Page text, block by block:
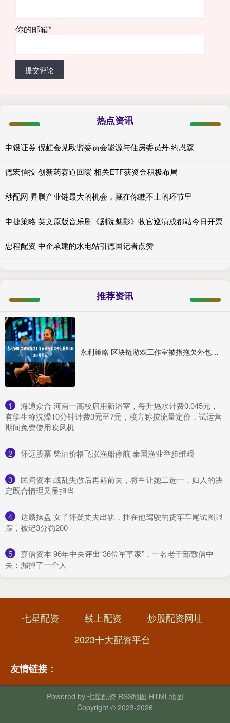
你的邮箱*
提交评论
热点资讯
申银证券 倪虹会见欧盟委员会能源与住房委员丹·约恩森
德宏信投 创新药赛道回暖 相关ETF获资金积极布局
秒配网 昇腾产业链最大的机会，藏在你瞧不上的环节里
申捷策略 英文原版音乐剧《剧院魅影》收官巡演成都站今日开票
忠程配资 中企承建的水电站引德国记者点赞
推荐资讯
永利策略 区块链游戏工作室被指拖欠外包薪酬 CEO公开回应
1
​海通众合 河南一高校启用新浴室，每升热水计费0.045元，
有学生称洗澡10分钟计费3元至7元，校方称按流量定价，试运营
期间免费使用吹风机
2 ​怀远股票 柴油价格飞涨渔船停航 泰国渔业举步维艰
3
​民间资本 战乱失散后再遇前夫，将军让她二选一，妇人的决
定既合情理又显担当
4
​达麟操盘 女子怀疑丈夫出轨，挂在他驾驶的货车车尾试图跟
踪，被记3分罚200
5
​嘉信资本 96年中央评出“36位军事家”，一名老干部致信中
央：漏掉了一个人
七星配资 线上配资
炒股配资网址
2023十大配资平台
友情链接：
Powered by 七星配资 RSS地图 HTML地图
Copyright © 2023-2026